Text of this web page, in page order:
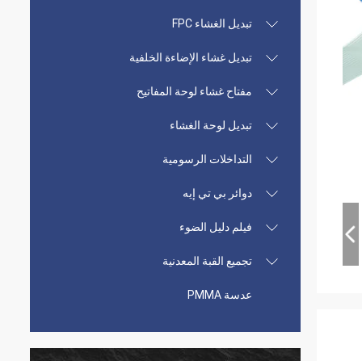
تبديل الغشاء FPC
تبديل غشاء الإضاءة الخلفية
مفتاح غشاء لوحة المفاتيح
تبديل لوحة الغشاء
التداخلات الرسومية
دوائر بي تي إيه
فيلم دليل الضوء
تجميع القبة المعدنية
عدسة PMMA